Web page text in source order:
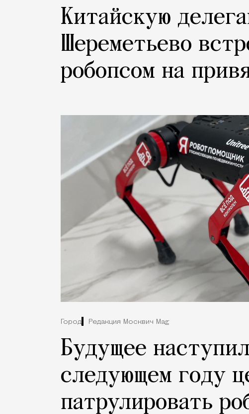
Китайскую
Шереметьево
робопсом на
Город Редакция Москвич Mag
Будущее
следующем году
патрулировать